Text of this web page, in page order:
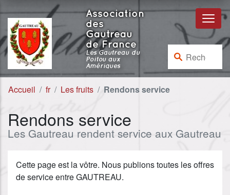
Aller au contenu
Aller à la navigation
Association
des
Gautreau
de France
Les Gautreau du
Poitou aux
Amériques
Rechercher :
Accueil fr Les fruits Rendons service
Rendons service
Les Gautreau rendent service aux Gautreau
Cette page est la vôtre. Nous publions toutes les offres
de service entre GAUTREAU.